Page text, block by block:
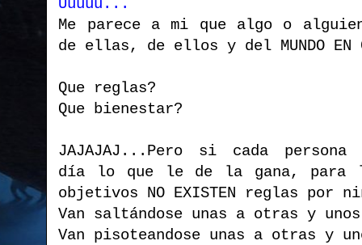
Uuuuu...
Me parece a mi que algo o
de ellas, de ellos y del MUNDO EN
Que reglas?
Que bienestar?
JAJAJAJ...Pero si cada
día lo que le de la gana, para
objetivos NO EXISTEN reglas por
Van saltándose unas a otras y
Van pisoteandose unas a otras y